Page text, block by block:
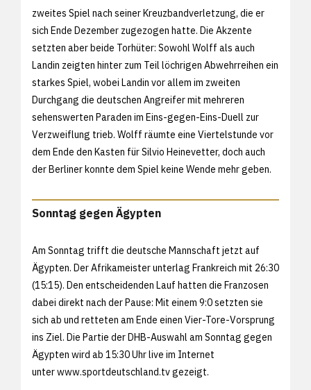
zweites Spiel nach seiner Kreuzbandverletzung, die er
sich Ende Dezember zugezogen hatte. Die Akzente
setzten aber beide Torhüter: Sowohl Wolff als auch
Landin zeigten hinter zum Teil löchrigen Abwehrreihen ein
starkes Spiel, wobei Landin vor allem im zweiten
Durchgang die deutschen Angreifer mit mehreren
sehenswerten Paraden im Eins-gegen-Eins-Duell zur
Verzweiflung trieb. Wolff räumte eine Viertelstunde vor
dem Ende den Kasten für Silvio Heinevetter, doch auch
der Berliner konnte dem Spiel keine Wende mehr geben.
Sonntag gegen Ägypten
Am Sonntag trifft die deutsche Mannschaft jetzt auf
Ägypten. Der Afrikameister unterlag Frankreich mit 26:30
(15:15). Den entscheidenden Lauf hatten die Franzosen
dabei direkt nach der Pause: Mit einem 9:0 setzten sie
sich ab und retteten am Ende einen Vier-Tore-Vorsprung
ins Ziel. Die Partie der DHB-Auswahl am Sonntag gegen
Ägypten wird ab 15:30 Uhr live im Internet
unterwww.sportdeutschland.tv gezeigt.